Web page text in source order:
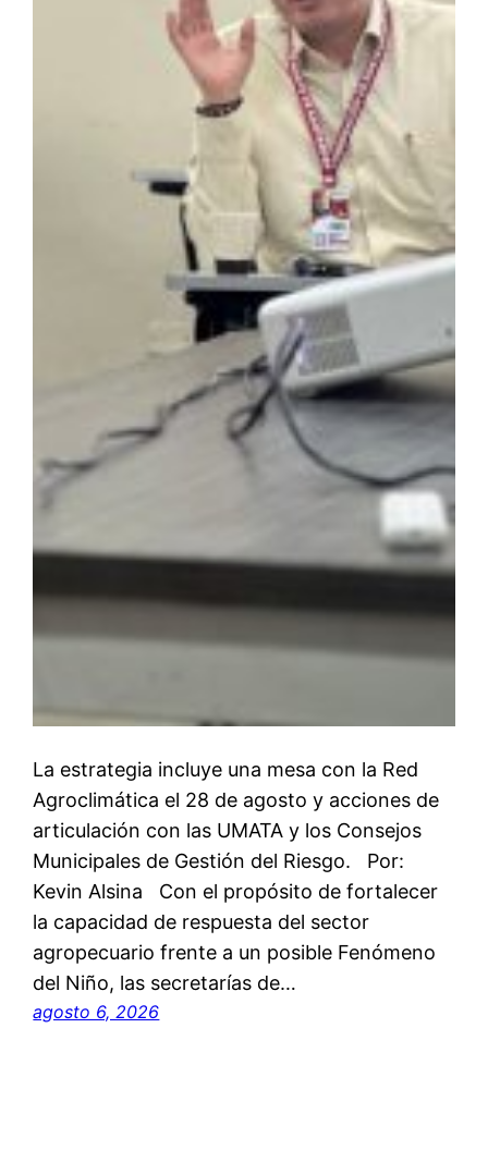
La estrategia incluye una mesa con la Red
Agroclimática el 28 de agosto y acciones de
articulación con las UMATA y los Consejos
Municipales de Gestión del Riesgo. Por:
Kevin Alsina Con el propósito de fortalecer
la capacidad de respuesta del sector
agropecuario frente a un posible Fenómeno
del Niño, las secretarías de…
agosto 6, 2026